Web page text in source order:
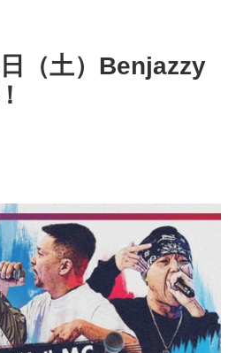
（土）Benjazzy